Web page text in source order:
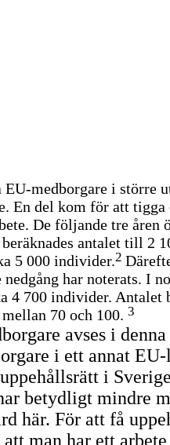
EU-medborgare i större
En del kom för att tigga
De följande tre åren
antalet till 2
5 000 individer.2
har noterats. I
4 700 individer. Antalet
70 och 100. 3
avses i
i ett annat EU-
i
betydligt mindre
här. För att få
man har ett